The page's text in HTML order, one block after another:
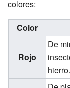
colores:
Color
Rojo
De
hierro.